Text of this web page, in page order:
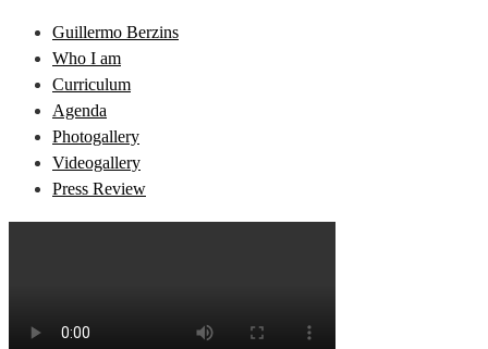
Guillermo Berzins
Who I am
Curriculum
Agenda
Photogallery
Videogallery
Press Review